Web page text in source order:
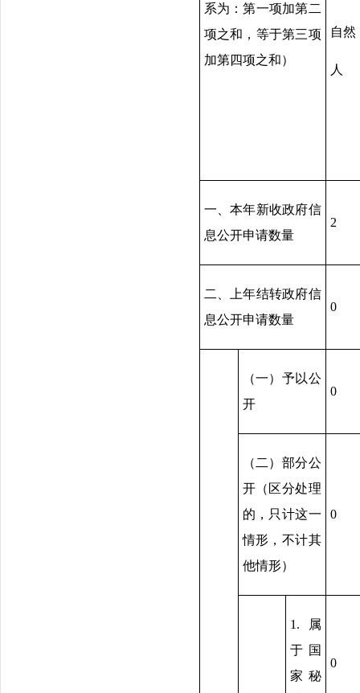
系为：第一项加第二
项之和，等于第三项
加第四项之和）
自然
人
一、本年新收政府信
息公开申请数量
2
二、上年结转政府信
息公开申请数量
0
（一）予以公
开
0
（二）部分公
开（区分处理
的，只计这一
情形，不计其
他情形）
0
1.属
于国
家秘
0